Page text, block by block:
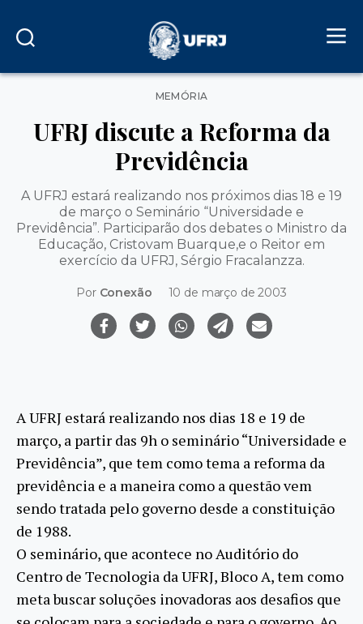
Categorias
MEMÓRIA
UFRJ discute a Reforma da
Previdência
A UFRJ estará realizando nos próximos dias 18 e 19
de março o Seminário “Universidade e
Previdência”. Participarão dos debates o Ministro da
Educação, Cristovam Buarque,e o Reitor em
exercício da UFRJ, Sérgio Fracalanzza.
Por Conexão 10 de março de 2003
A UFRJ estará realizando nos dias 18 e 19 de
março, a partir das 9h o seminário “Universidade e
Previdência”, que tem como tema a reforma da
previdência e a maneira como a questão vem
sendo tratada pelo governo desde a constituição
de 1988.
O seminário, que acontece no Auditório do
Centro de Tecnologia da UFRJ, Bloco A, tem como
meta buscar soluções inovadoras aos desafios que